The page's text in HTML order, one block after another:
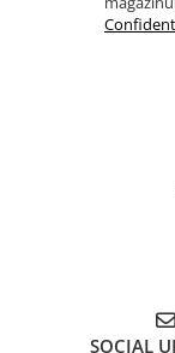
SOCIAL